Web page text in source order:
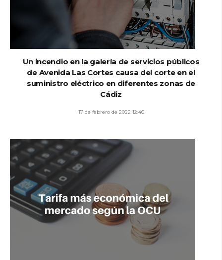
Un incendio en la galería de servicios públicos
de Avenida Las Cortes causa del corte en el
suministro eléctrico en diferentes zonas de
Cádiz
17 de febrero de 2022 12:46